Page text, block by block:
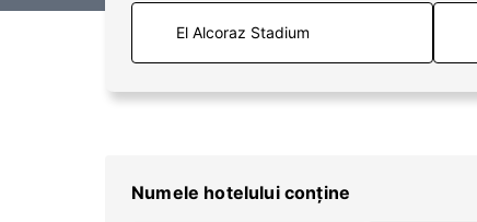
Numele hotelului conţine